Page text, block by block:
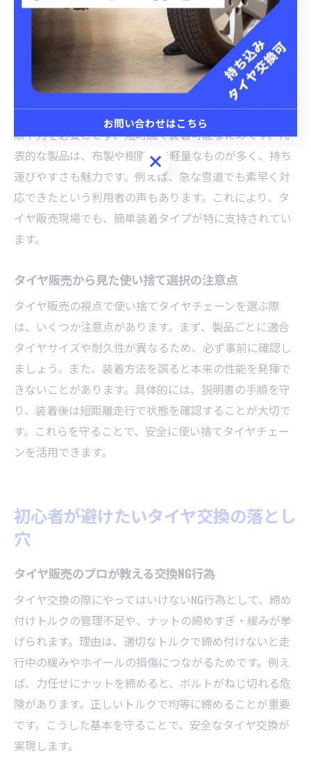
ことで、自分に最適な使い捨てチェーンを無駄なく選択
簡単さ重視派におすすめの使い捨てチェーン
簡単さを最優先する方には、ワンタッチ装着できる使い
捨てタイヤチェーンがおすすめです。理由は、複雑な手
順や力を必要とせず、短時間で装着可能なためです。代
表的な製品は、布製や樹脂製で軽量なものが多く、持ち
運びやすさも魅力です。例えば、急な雪道でも素早く対
応できたという利用者の声もあります。これにより、タ
イヤ販売現場でも、簡単装着タイプが特に支持されてい
ます。
タイヤ販売から見た使い捨て選択の注意点
タイヤ販売の視点で使い捨てタイヤチェーンを選ぶ際
は、いくつか注意点があります。まず、製品ごとに適合
タイヤサイズや耐久性が異なるため、必ず事前に確認し
ましょう。また、装着方法を誤ると本来の性能を発揮で
きないことがあります。具体的には、説明書の手順を守
り、装着後は短距離走行で状態を確認することが大切で
す。これらを守ることで、安全に使い捨てタイヤチェー
ンを活用できます。
初心者が避けたいタイヤ交換の落とし
穴
タイヤ販売のプロが教える交換NG行為
タイヤ交換の際にやってはいけないNG行為として、締め
付けトルクの管理不足や、ナットの締めすぎ・緩みが挙
げられます。理由は、適切なトルクで締め付けないと走
行中の緩みやホイールの損傷につながるためです。例え
ば、力任せにナットを締めると、ボルトがねじ切れる危
険があります。正しいトルクで均等に締めることが重要
です。こうした基本を守ることで、安全なタイヤ交換が
実現します。
お問い合わせはこちら
お問い合わせはこちら